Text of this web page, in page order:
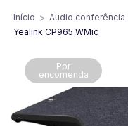
Início > Audio conferência
Yealink CP965 WMic
Por
encomenda